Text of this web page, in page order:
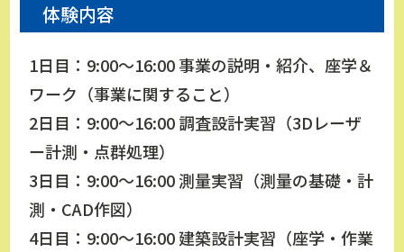
体験内容
1日目：9:00～16:00 事業の説明・紹介、座学＆
ワーク（事業に関すること）
2日目：9:00～16:00 調査設計実習（3Dレーザ
ー計測・点群処理）
3日目：9:00～16:00 測量実習（測量の基礎・計
測・CAD作図）
4日目：9:00～16:00 建築設計実習（座学・作業